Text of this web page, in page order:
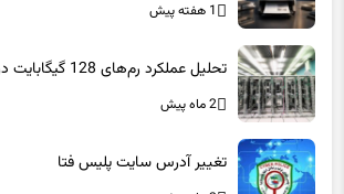
1 هفته پیش
تحلیل عملکرد رم‌های 128 گیگابایت در بارهای سنگین
2 ماه پیش
تغییر آدرس سایت پلیس فتا